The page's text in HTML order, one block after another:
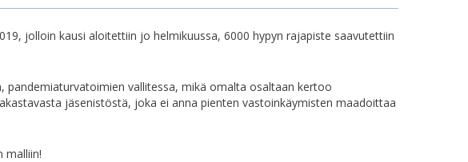
jolloin kausi aloitettiin jo helmikuussa, 6000 hypyn rajapiste saavutettiin
vallitessa, mikä omalta osaltaan kertoo
jäsenistöstä, joka ei anna pienten vastoinkäymisten maadoittaa
malliin!